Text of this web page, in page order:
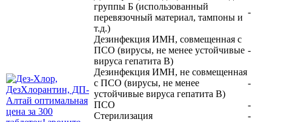
группы Б (использованный
перевязочный материал, тампоны и
т.д.)
-
Дезинфекция ИМН, совмещенная с
ПСО (вирусы, не менее устойчивые
вируса гепатита В)
-
Дезинфекция ИМН, не совмещенная
с ПСО (вирусы, не менее
устойчивые вируса гепатита В)
-
ПСО
-
Стерилизация
-